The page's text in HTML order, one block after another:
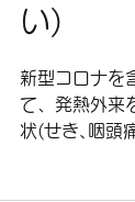
い)
新型コロナを
て、発熱外来
状(せき､咽頭